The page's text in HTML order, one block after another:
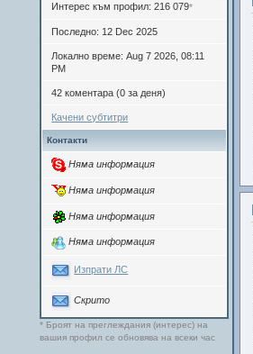
Интерес към профил: 216 079*
Последно: 12 Dec 2025
Локално време: Aug 7 2026, 08:11
PM
42 коментара (0 за деня)
Качени субтитри
Контакти
Няма информация
Няма информация
Няма информация
Няма информация
Изпрати ЛС
Скрито
* Броят на преглеждания (интерес) на
вашия профил се обновява на всеки час